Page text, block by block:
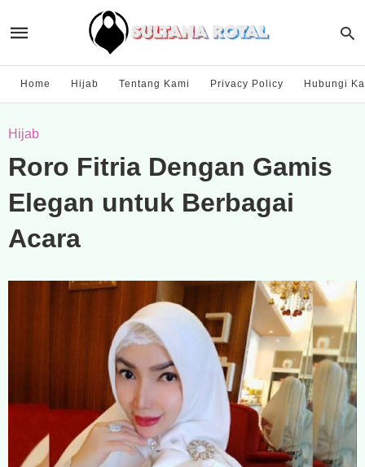
Home Hijab Tentang Kami Privacy Policy Hubungi
Hijab
Roro Fitria Dengan Gamis
Elegan untuk Berbagai
Acara